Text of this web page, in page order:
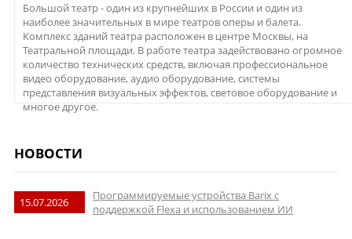
Большой театр - один из крупнейших в России и один из
наиболее значительных в мире театров оперы и балета.
Комплекс зданий театра расположен в центре Москвы, на
Театральной площади. В работе театра задействовано огромное
количество технических средств, включая профессиональное
видео оборудование, аудио оборудование, системы
представления визуальных эффектов, световое оборудование и
многое другое.
НОВОСТИ
15.07.2026
Программируемые устройства Barix с
поддержкой Flexa и использованием ИИ